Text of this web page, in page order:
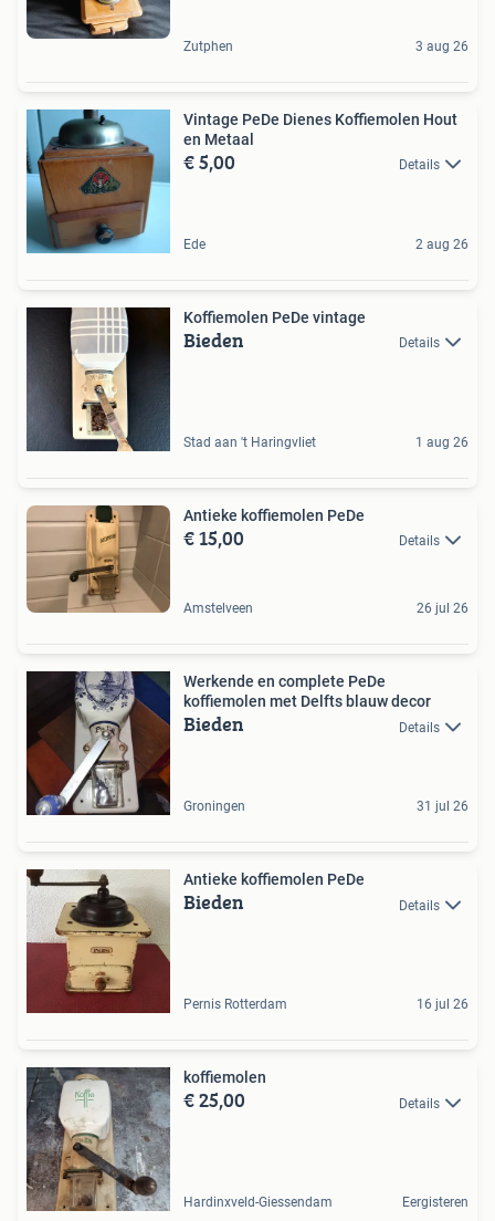
Zutphen 3 aug 26
Vintage PeDe Dienes Koffiemolen Hout
en Metaal
€ 5,00 Details
Ede 2 aug 26
Koffiemolen PeDe vintage
Bieden Details
Stad aan 't Haringvliet 1 aug 26
Antieke koffiemolen PeDe
€ 15,00 Details
Amstelveen 26 jul 26
Werkende en complete PeDe
koffiemolen met Delfts blauw decor
Bieden Details
Groningen 31 jul 26
Antieke koffiemolen PeDe
Bieden Details
Pernis Rotterdam 16 jul 26
koffiemolen
€ 25,00 Details
Hardinxveld-Giessendam Eergisteren